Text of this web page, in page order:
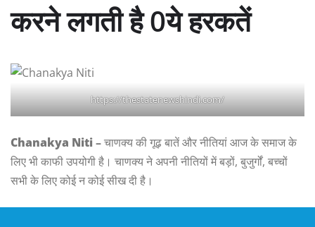
करने लगती है 0ये हरकतें
https://thestatenewshindi.com/
Chanakya Niti–चाणक्य की गूढ़ बातें और नीतियां आज के समाज के
लिए भी काफी उपयोगी है। चाणक्य ने अपनी नीतियों में बड़ों, बुजुर्गों, बच्चों
सभी के लिए कोई न कोई सीख दी है।